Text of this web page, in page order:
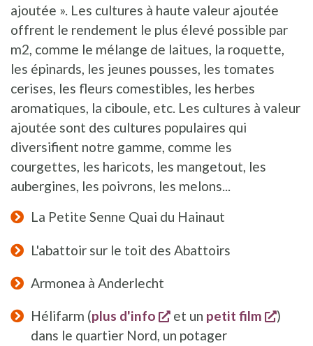
ajoutée ». Les cultures à haute valeur ajoutée
offrent le rendement le plus élevé possible par
m2, comme le mélange de laitues, la roquette,
les épinards, les jeunes pousses, les tomates
cerises, les fleurs comestibles, les herbes
aromatiques, la ciboule, etc. Les cultures à valeur
ajoutée sont des cultures populaires qui
diversifient notre gamme, comme les
courgettes, les haricots, les mangetout, les
aubergines, les poivrons, les melons...
La Petite Senne Quai du Hainaut
L'abattoir sur le toit des Abattoirs
Armonea à Anderlecht
Hélifarm (plus d'info s'ouvre dans une
et un petit film
)
dans le quartier Nord, un potager